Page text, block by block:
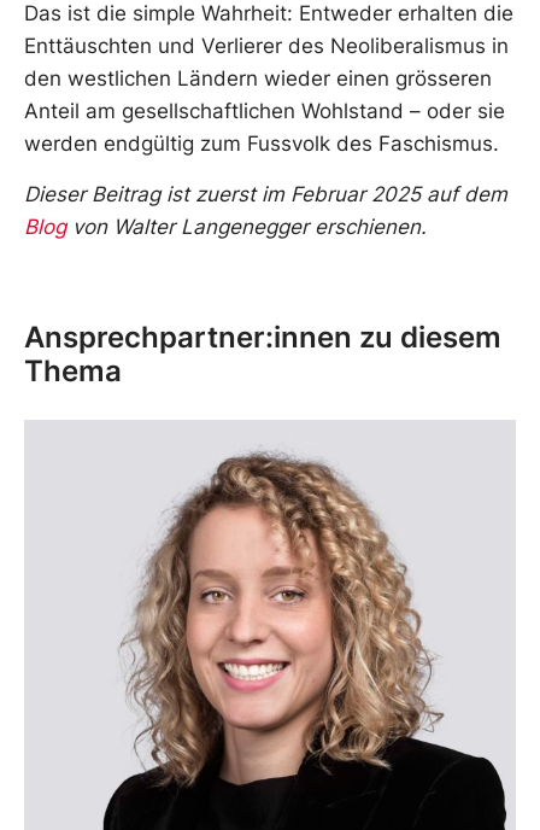
Das ist die simple Wahrheit: Entweder erhalten die
Enttäuschten und Verlierer des Neoliberalismus in
den westlichen Ländern wieder einen grösseren
Anteil am gesellschaftlichen Wohlstand – oder sie
werden endgültig zum Fussvolk des Faschismus.
Dieser Beitrag ist zuerst im Februar 2025 auf dem
Blogvon Walter Langenegger erschienen.
Ansprechpartner:innen zu diesem
Thema